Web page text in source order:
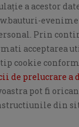
a acestor
Prin
acceptarea
tip cookie conform
de prelucrare a
pot fi
din